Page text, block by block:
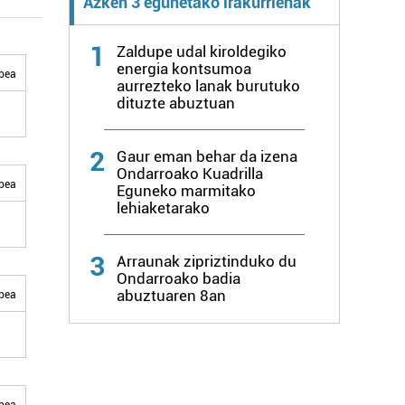
1
Zaldupe udal kiroldegiko
energia kontsumoa
aurrezteko lanak burutuko
dituzte abuztuan
2
Gaur eman behar da izena
Ondarroako Kuadrilla
Eguneko marmitako
lehiaketarako
3
Arraunak zipriztinduko du
Ondarroako badia
abuztuaren 8an